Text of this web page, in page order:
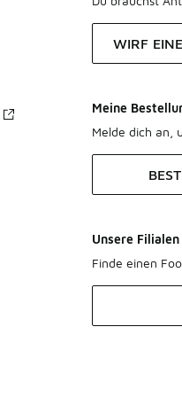
WIRF
Meine
Melde dich an,
Unsere Filialen
Finde einen